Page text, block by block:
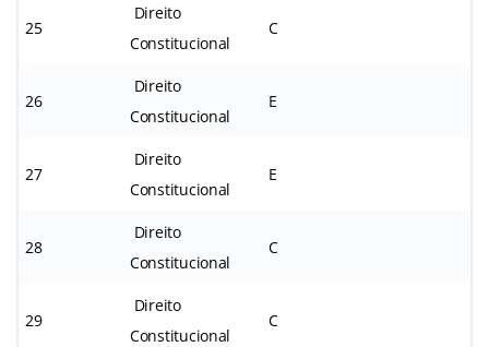
25
Direito
Constitucional
C
26
Direito
Constitucional
E
27
Direito
Constitucional
E
28
Direito
Constitucional
C
29
Direito
Constitucional
C